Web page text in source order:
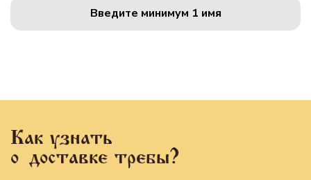
Введите минимум 1 имя
Как узнать
о доставке требы?